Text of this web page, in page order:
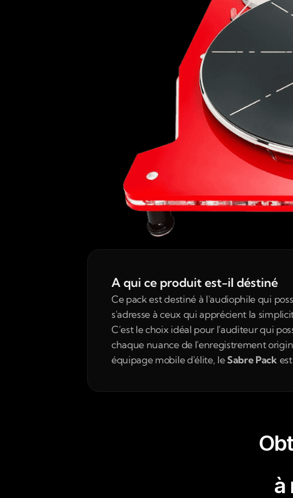
A qui ce produit est-il déstiné
Ce pack est destiné à l'audiophile qui
s'adresse à ceux qui apprécient la
C’est le choix idéal pour l'auditeur qui
chaque nuance de l'enregistrement
équipage mobile d'élite, le Sabre Pack
à